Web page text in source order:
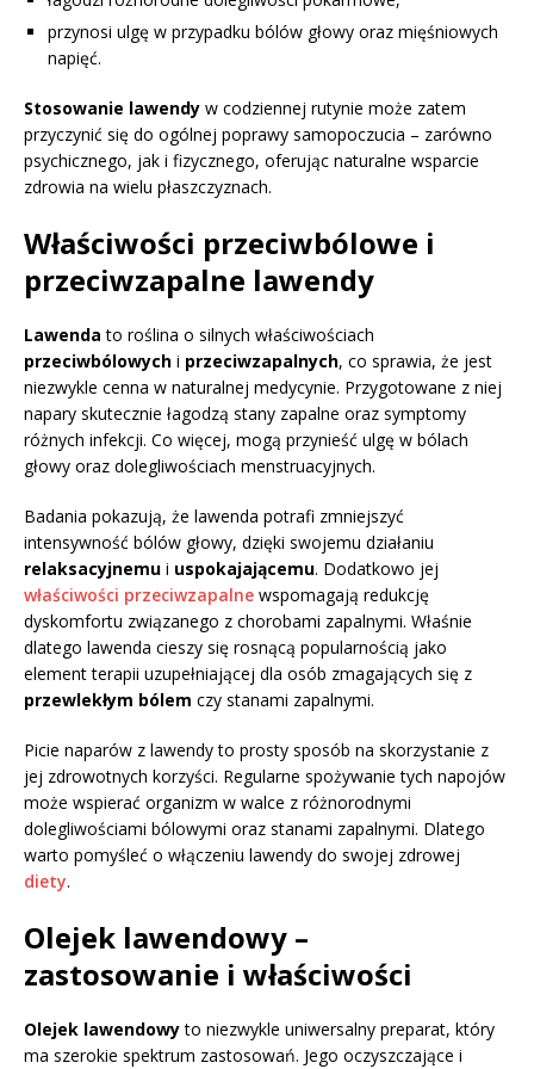
przynosi ulgę w przypadku bólów głowy oraz mięśniowych
napięć.
Stosowanie lawendy w codziennej rutynie może zatem
przyczynić się do ogólnej poprawy samopoczucia – zarówno
psychicznego, jak i fizycznego, oferując naturalne wsparcie
zdrowia na wielu płaszczyznach.
Właściwości przeciwbólowe i
przeciwzapalne lawendy
Lawenda to roślina o silnych właściwościach
przeciwbólowych i przeciwzapalnych, co sprawia, że jest
niezwykle cenna w naturalnej medycynie. Przygotowane z niej
napary skutecznie łagodzą stany zapalne oraz symptomy
różnych infekcji. Co więcej, mogą przynieść ulgę w bólach
głowy oraz dolegliwościach menstruacyjnych.
Badania pokazują, że lawenda potrafi zmniejszyć
intensywność bólów głowy, dzięki swojemu działaniu
relaksacyjnemu i uspokajającemu. Dodatkowo jej
właściwości przeciwzapalne wspomagają redukcję
dyskomfortu związanego z chorobami zapalnymi. Właśnie
dlatego lawenda cieszy się rosnącą popularnością jako
element terapii uzupełniającej dla osób zmagających się z
przewlekłym bólem czy stanami zapalnymi.
Picie naparów z lawendy to prosty sposób na skorzystanie z
jej zdrowotnych korzyści. Regularne spożywanie tych napojów
może wspierać organizm w walce z różnorodnymi
dolegliwościami bólowymi oraz stanami zapalnymi. Dlatego
warto pomyśleć o włączeniu lawendy do swojej zdrowej
diety.
Olejek lawendowy –
zastosowanie i właściwości
Olejek lawendowyto niezwykle uniwersalny preparat, który
ma szerokie spektrum zastosowań. Jego oczyszczające i